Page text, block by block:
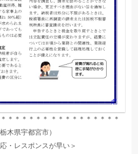
＊＊＊＊＊＊ ＊＊＊＊＊＊＊＊＊＊
木県宇都宮市）
・レスポンスが早い＞